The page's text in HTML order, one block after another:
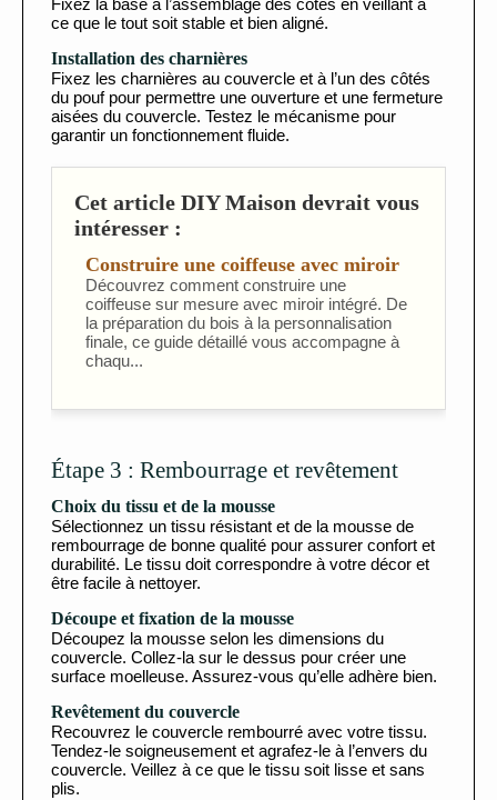
Fixez la base à l’assemblage des côtés en veillant à
ce que le tout soit stable et bien aligné.
Installation des charnières
Fixez les charnières au couvercle et à l’un des côtés
du pouf pour permettre une ouverture et une fermeture
aisées du couvercle. Testez le mécanisme pour
garantir un fonctionnement fluide.
Cet article DIY Maison devrait vous
intéresser :
Construire une coiffeuse avec miroir
Découvrez comment construire une
coiffeuse sur mesure avec miroir intégré. De
la préparation du bois à la personnalisation
finale, ce guide détaillé vous accompagne à
chaqu...
Étape 3 : Rembourrage et revêtement
Choix du tissu et de la mousse
Sélectionnez un tissu résistant et de la mousse de
rembourrage de bonne qualité pour assurer confort et
durabilité. Le tissu doit correspondre à votre décor et
être facile à nettoyer.
Découpe et fixation de la mousse
Découpez la mousse selon les dimensions du
couvercle. Collez-la sur le dessus pour créer une
surface moelleuse. Assurez-vous qu’elle adhère bien.
Revêtement du couvercle
Recouvrez le couvercle rembourré avec votre tissu.
Tendez-le soigneusement et agrafez-le à l’envers du
couvercle. Veillez à ce que le tissu soit lisse et sans
plis.